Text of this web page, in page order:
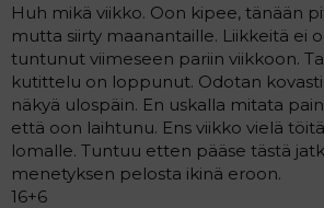
Huh mikä viikko. Oon kipee, tänään
mutta siirty maanantaille. Liikkeitä ei
tuntunut viimeseen pariin viikkoon.
kutittelu on loppunut. Odotan kovasti
näkyä ulospäin. En uskalla mitata
että oon laihtunu. Ens viikko vielä
lomalle. Tuntuu etten pääse tästä
menetyksen pelosta ikinä eroon.
16+6